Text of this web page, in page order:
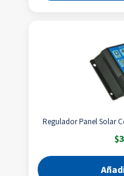
Regulador Panel Solar
$